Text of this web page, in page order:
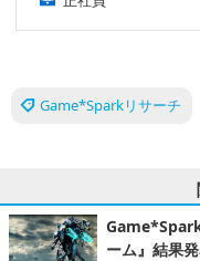
Game*Sparkリサーチ
ーム』結果